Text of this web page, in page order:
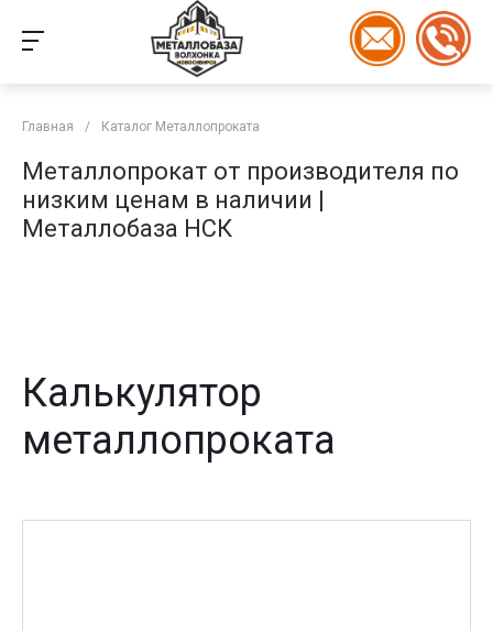
Главная / Каталог Металлопроката
Металлопрокат от производителя по
низким ценам в наличии |
Металлобаза НСК
Калькулятор
металлопроката